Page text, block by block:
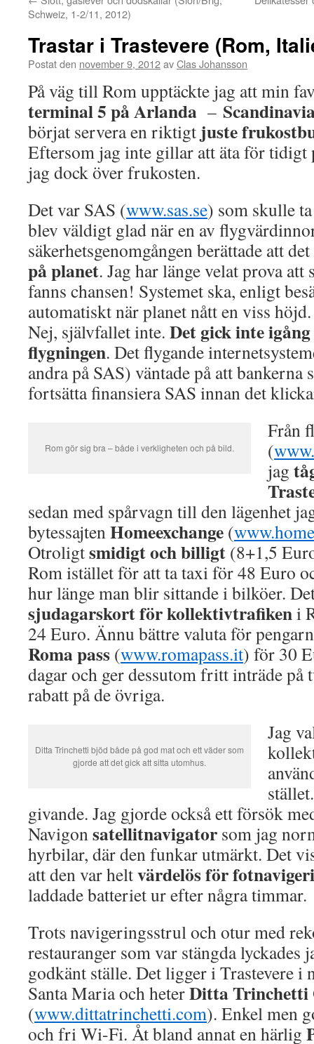
Schweiz, 1-2/11, 2012)
Trastar i Trastevere (Rom,
Postat den november 9, 2012avClas Johansson
På väg till Rom upptäckte jag att min
terminal 5 på Arlanda –
börjat servera en riktigt juste
Eftersom jag inte gillar att äta för tidigt
jag dock över frukosten.
Det var SAS (www.sas.se) som skulle
blev väldigt glad när en av
säkerhetsgenomgången berättade att
på planet. Jag har länge velat prova
fanns chansen! Systemet ska, enligt
automatiskt när planet nått en viss
Nej, självfallet inte. Det gick inte
flygningen. Det flygande
andra på SAS) väntade på att bankerna
fortsätta finansiera SAS innan det
Rom gör sig bra – både i verkligheten och på bild.
Från
(
jag
sedan med spårvagn till den lägenhet
bytessajtenHomeexchange (
Otroligtsmidigt och billigt (8+1,5
Rom istället för att ta taxi för 48 Euro
hur länge man blir sittande i bilköer.
sjudagarskort för kollektivtrafikeni
24 Euro. Ännu bättre valuta för
Roma pass (www.romapass.it) för 30
dagar och ger dessutom fritt inträde på
rabatt på de övriga.
Ditta Trinchetti bjöd både på god mat och ett väder som
gjorde att det gick att sitta utomhus.
Jag
givande. Jag gjorde också ett försök
Navigonsatellitnavigator som jag
hyrbilar, där den funkar utmärkt. Det
att den var heltvärdelös för
laddade batteriet ur efter några timmar.
Trots navigeringsstrul och otur med
restauranger som var stängda lyckades
godkänt ställe. Det ligger i Trastevere i
Santa Maria och heterDitta Trinchetti
(www.dittatrinchetti.com). Enkel men
och fri Wi-Fi. Åt bland annat en härlig